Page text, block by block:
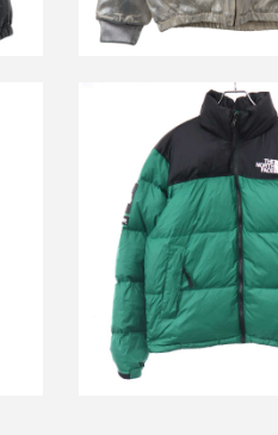
シュプリーム×ノースフ
Nuptse Jacket Raymond
シ ダウンジャケット
買取金額
詳しく見る